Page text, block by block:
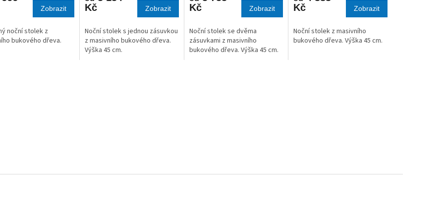
Zobrazit
noční stolek z
bukového dřeva.
Kč
Zobrazit
Noční stolek s jednou zásuvkou
z masivního bukového dřeva.
Výška 45 cm.
Kč
Zobrazit
Noční stolek se dvěma
zásuvkami z masivního
bukového dřeva. Výška 45 cm.
Kč
Zobrazit
Noční stolek z masivního
bukového dřeva. Výška 45 cm.